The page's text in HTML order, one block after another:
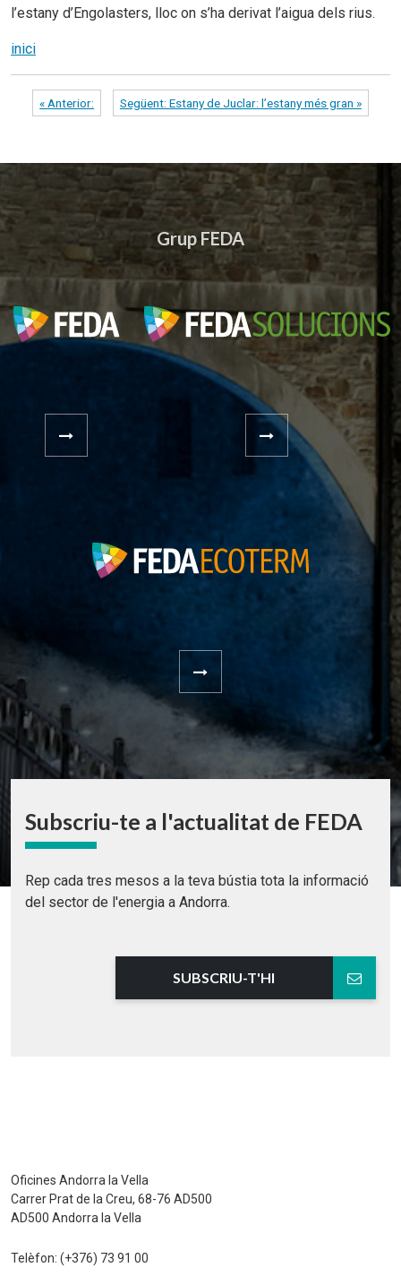
l’estany d’Engolasters, lloc on s’ha derivat l’aigua dels rius.
inici
« Anterior: Següent: Estany de Juclar: l’estany més gran »
Grup FEDA
Subscriu-te a l'actualitat de FEDA
Rep cada tres mesos a la teva bústia tota la informació
del sector de l'energia a Andorra.
SUBSCRIU-T'HI
Oficines Andorra la Vella
Carrer Prat de la Creu, 68-76 AD500
AD500 Andorra la Vella
Telèfon: (+376) 73 91 00